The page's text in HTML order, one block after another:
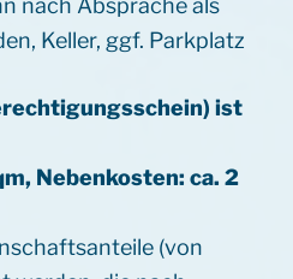
nach Absprache als
Keller, ggf. Parkplatz
ist
Nebenkosten: ca. 2
(von